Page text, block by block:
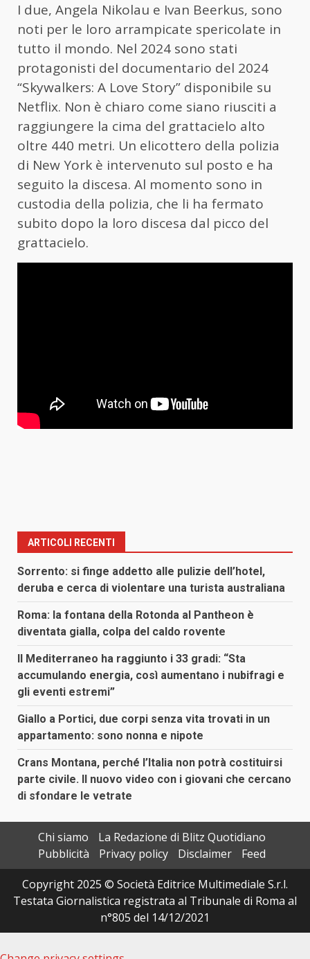
I due, Angela Nikolau e Ivan Beerkus, sono
noti per le loro arrampicate spericolate in
tutto il mondo. Nel 2024 sono stati
protagonisti del documentario del 2024
“Skywalkers: A Love Story” disponibile su
Netflix. Non è chiaro come siano riusciti a
raggiungere la cima del grattacielo alto
oltre 440 metri. Un elicottero della polizia
di New York è intervenuto sul posto e ha
seguito la discesa. Al momento sono in
custodia della polizia, che li ha fermato
subito dopo la loro discesa dal picco del
grattacielo.
ARTICOLI RECENTI
Sorrento: si finge addetto alle pulizie dell’hotel,
deruba e cerca di violentare una turista australiana
Roma: la fontana della Rotonda al Pantheon è
diventata gialla, colpa del caldo rovente
Il Mediterraneo ha raggiunto i 33 gradi: “Sta
accumulando energia, così aumentano i nubifragi e
gli eventi estremi”
Giallo a Portici, due corpi senza vita trovati in un
appartamento: sono nonna e nipote
Crans Montana, perché l’Italia non potrà costituirsi
parte civile. Il nuovo video con i giovani che cercano
di sfondare le vetrate
Chi siamo
La Redazione di Blitz Quotidiano
Pubblicità
Privacy policy Disclaimer
Feed
Copyright 2025 © Società Editrice Multimediale S.r.l.
Testata Giornalistica registrata al Tribunale di Roma al
n°805 del 14/12/2021